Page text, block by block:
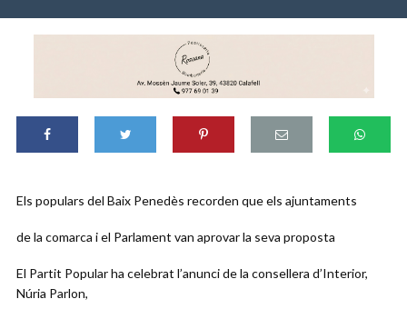
Els populars del Baix Penedès recorden que els ajuntaments
de la comarca i el Parlament van aprovar la seva proposta
El Partit Popular ha celebrat l’anunci de la consellera d’Interior,
Núria Parlon,